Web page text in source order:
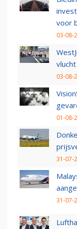
voor
03-08-
03-08-
01-08-
31-07-
31-07-